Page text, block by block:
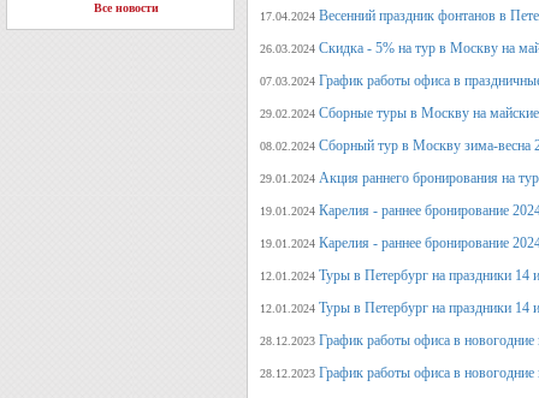
Все новости
17.04.2024 Весенний праздник фонтанов в
26.03.2024 Скидка - 5% на тур в Москву на
07.03.2024 График работы офиса в
29.02.2024 Сборные туры в Москву на
08.02.2024 Сборный тур в Москву зима-весна
29.01.2024 Акция раннего бронирования на
19.01.2024 Карелия - раннее бронирование
19.01.2024 Карелия - раннее бронирование
12.01.2024 Туры в Петербург на праздники 14
12.01.2024 Туры в Петербург на праздники 14
28.12.2023 График работы офиса в новогодние
28.12.2023 График работы офиса в новогодние